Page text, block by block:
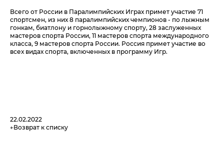
Всего от России в Паралимпийских Играх примет участие 71
спортсмен, из них 8 паралимпийских чемпионов - по лыжным
гонкам, биатлону и горнолыжному спорту, 28 заслуженных
мастеров спорта России, 11 мастеров спорта международного
класса, 9 мастеров спорта России. Россия примет участие во
всех видах спорта, включенных в программу Игр.
22.02.2022
Возврат к списку